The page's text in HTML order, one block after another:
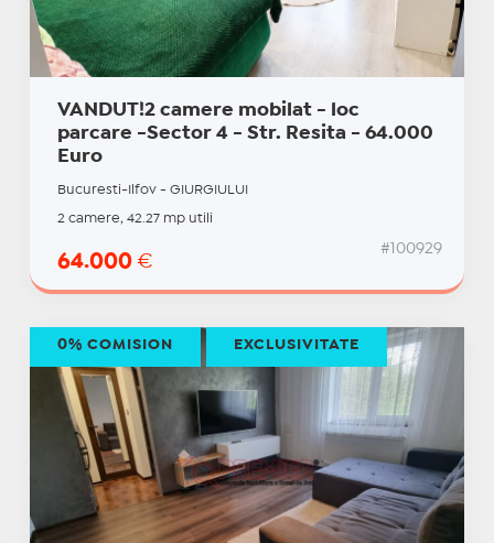
VANDUT!2 camere mobilat - loc
parcare -Sector 4 - Str. Resita - 64.000
Euro
Bucuresti-Ilfov - GIURGIULUI
2 camere, 42.27 mp utili
64.000 €
#100929
0% COMISION EXCLUSIVITATE